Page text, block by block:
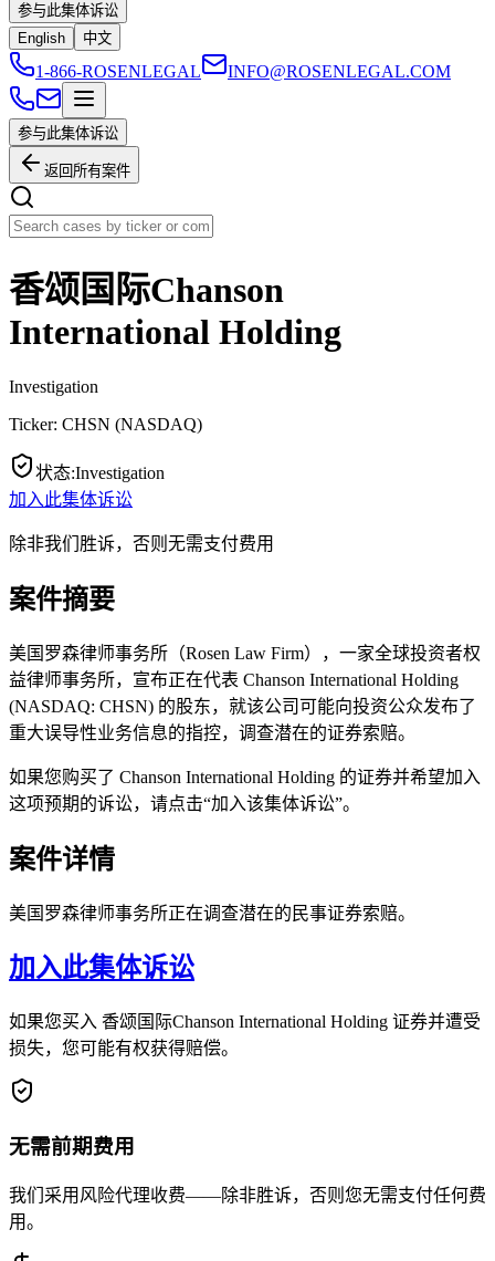
参与此集体诉讼
English
中文
1-866-ROSENLEGAL INFO@ROSENLEGAL.COM
参与此集体诉讼
返回所有案件
香颂国际Chanson
International Holding
Investigation
Ticker: CHSN (NASDAQ)
状态:Investigation
加入此集体诉讼
除非我们胜诉，否则无需支付费用
案件摘要
美国罗森律师事务所（Rosen Law Firm），一家全球投资者权
益律师事务所，宣布正在代表 Chanson International Holding
(NASDAQ: CHSN) 的股东，就该公司可能向投资公众发布了
重大误导性业务信息的指控，调查潜在的证券索赔。
如果您购买了 Chanson International Holding 的证券并希望加入
这项预期的诉讼，请点击“加入该集体诉讼”。
案件详情
美国罗森律师事务所正在调查潜在的民事证券索赔。
加入此集体诉讼
如果您买入 香颂国际Chanson International Holding 证券并遭受
损失，您可能有权获得赔偿。
无需前期费用
我们采用风险代理收费——除非胜诉，否则您无需支付任何费
用。